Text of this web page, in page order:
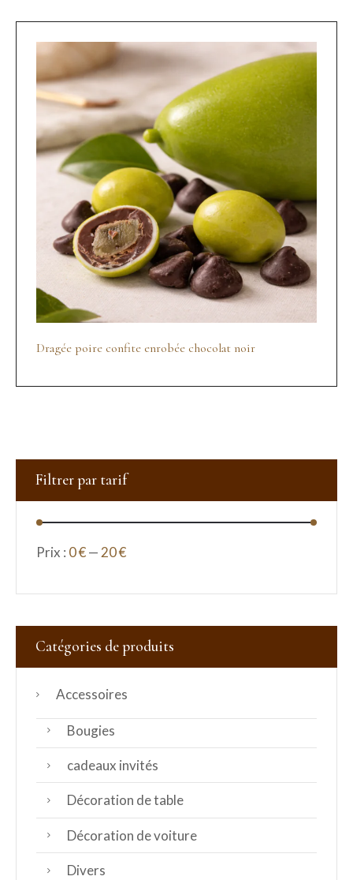
Dragée poire confite enrobée chocolat noir
Filtrer par tarif
Prix : 0 €— 20 €
Catégories de produits
Accessoires
Bougies
cadeaux invités
Décoration de table
Décoration de voiture
Divers